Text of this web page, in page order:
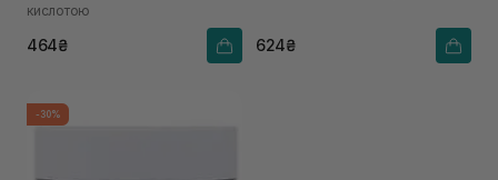
кислотою
464₴ 624₴
-30%